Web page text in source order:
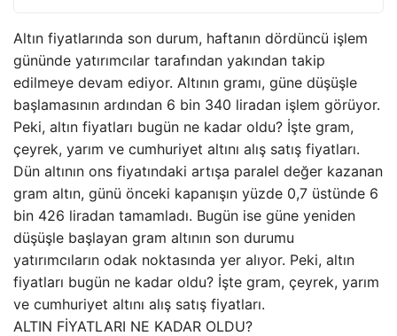
Altın fiyatlarında son durum, haftanın dördüncü işlem
gününde yatırımcılar tarafından yakından takip
edilmeye devam ediyor. Altının gramı, güne düşüşle
başlamasının ardından 6 bin 340 liradan işlem görüyor.
Peki, altın fiyatları bugün ne kadar oldu? İşte gram,
çeyrek, yarım ve cumhuriyet altını alış satış fiyatları.
Dün altının ons fiyatındaki artışa paralel değer kazanan
gram altın, günü önceki kapanışın yüzde 0,7 üstünde 6
bin 426 liradan tamamladı. Bugün ise güne yeniden
düşüşle başlayan gram altının son durumu
yatırımcıların odak noktasında yer alıyor. Peki, altın
fiyatları bugün ne kadar oldu? İşte gram, çeyrek, yarım
ve cumhuriyet altını alış satış fiyatları.
ALTIN FİYATLARI NE KADAR OLDU?